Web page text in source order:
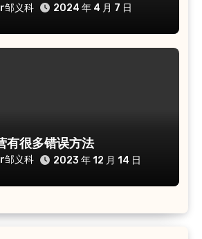
邹义科 2024 年 4 月 7 日
有很多错误方法
邹义科 2023 年 12 月 14 日